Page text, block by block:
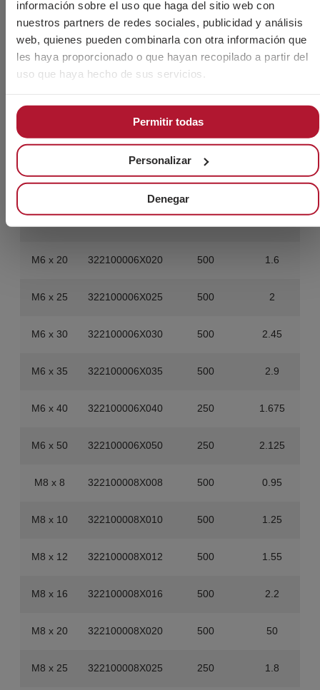
información sobre el uso que haga del sitio web con
nuestros partners de redes sociales, publicidad y análisis
web, quienes pueden combinarla con otra información que
les haya proporcionado o que hayan recopilado a partir del
uso que haya hecho de sus servicios.
Permitir todas
Personalizar
Denegar
M5 x 40 322100005X040 500 2.3
M6 x 6 322100006X006 1.000
M6 x 10 322100006X010 500 0.7
M6 x 12 322100006X012 500 0.9
M6 x 20 322100006X020 500 1.6
M6 x 25 322100006X025 500 2
M6 x 30 322100006X030 500 2.45
M6 x 35 322100006X035 500 2.9
M6 x 40 322100006X040 250 1.675
M6 x 50 322100006X050 250 2.125
M8 x 8 322100008X008 500 0.95
M8 x 10 322100008X010 500 1.25
M8 x 12 322100008X012 500 1.55
M8 x 16 322100008X016 500 2.2
M8 x 20 322100008X020 500 50
M8 x 25 322100008X025 250 1.8